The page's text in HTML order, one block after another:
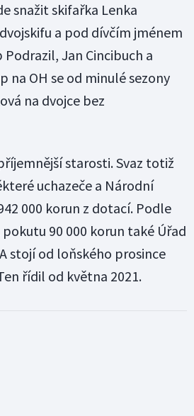
snažit skifařka Lenka
a pod dívčím jménem
Jan Cincibuch a
na OH se od minulé sezony
na dvojce bez
starosti. Svaz totiž
uchazeče a Národní
000 korun z dotací. Podle
90 000 korun také Úřad
stojí od loňského prosince
řídil od května 2021.